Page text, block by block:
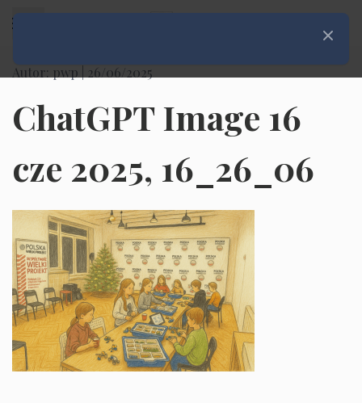
Autor: pwp | 26/06/2025
ChatGPT Image 16
cze 2025, 16_26_06
Zamknij